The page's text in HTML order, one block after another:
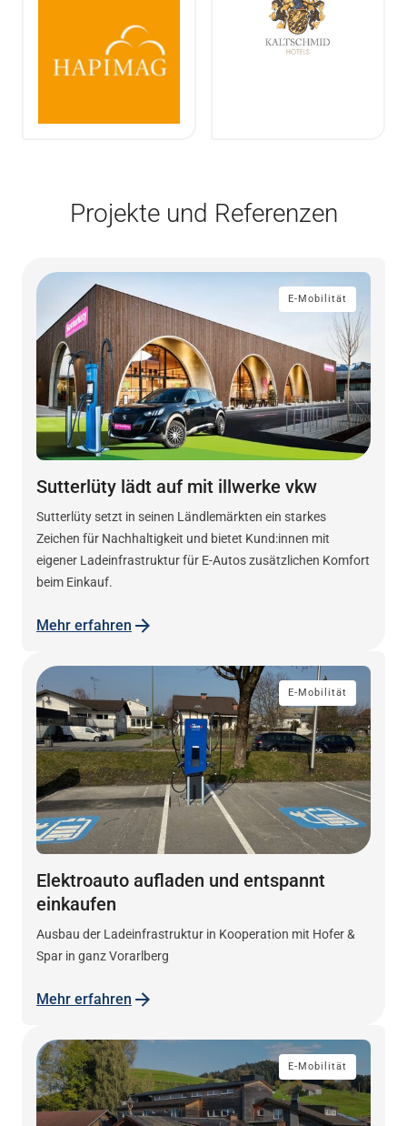
Projekte und Referenzen
Sutterlüty lädt auf mit illwerke vkw
Sutterlüty setzt in seinen Ländlemärkten ein starkes
Zeichen für Nachhaltigkeit und bietet Kund:innen mit
eigener Ladeinfrastruktur für E-Autos zusätzlichen Komfort
beim Einkauf.
Mehr erfahren
E-Mobilität
Elektroauto aufladen und entspannt
einkaufen
Ausbau der Ladeinfrastruktur in Kooperation mit Hofer &
Spar in ganz Vorarlberg
Mehr erfahren
E-Mobilität
E-Mobilität